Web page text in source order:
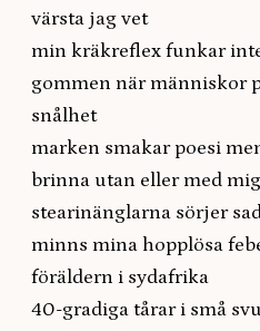
värsta jag vet
min kräkreflex funkar
gommen när människor
snålhet
marken smakar poesi
brinna utan eller med mig
stearinänglarna sörjer
minns mina hopplösa
föräldern i sydafrika
40-gradiga tårar i små